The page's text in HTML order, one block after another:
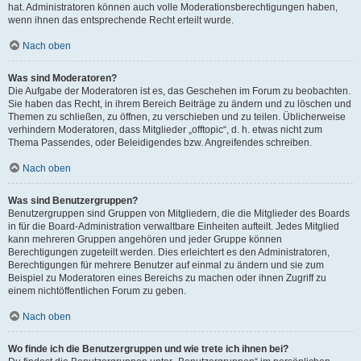
hat. Administratoren können auch volle Moderationsberechtigungen haben,
wenn ihnen das entsprechende Recht erteilt wurde.
Nach oben
Was sind Moderatoren?
Die Aufgabe der Moderatoren ist es, das Geschehen im Forum zu beobachten.
Sie haben das Recht, in ihrem Bereich Beiträge zu ändern und zu löschen und
Themen zu schließen, zu öffnen, zu verschieben und zu teilen. Üblicherweise
verhindern Moderatoren, dass Mitglieder „offtopic“, d. h. etwas nicht zum
Thema Passendes, oder Beleidigendes bzw. Angreifendes schreiben.
Nach oben
Was sind Benutzergruppen?
Benutzergruppen sind Gruppen von Mitgliedern, die die Mitglieder des Boards
in für die Board-Administration verwaltbare Einheiten aufteilt. Jedes Mitglied
kann mehreren Gruppen angehören und jeder Gruppe können
Berechtigungen zugeteilt werden. Dies erleichtert es den Administratoren,
Berechtigungen für mehrere Benutzer auf einmal zu ändern und sie zum
Beispiel zu Moderatoren eines Bereichs zu machen oder ihnen Zugriff zu
einem nichtöffentlichen Forum zu geben.
Nach oben
Wo finde ich die Benutzergruppen und wie trete ich ihnen bei?